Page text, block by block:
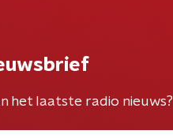
het laatste radio nieuws?